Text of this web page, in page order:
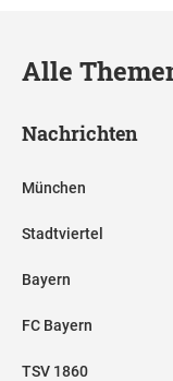
Alle
Nachrichten
München
Stadtviertel
Bayern
FC Bayern
TSV 1860